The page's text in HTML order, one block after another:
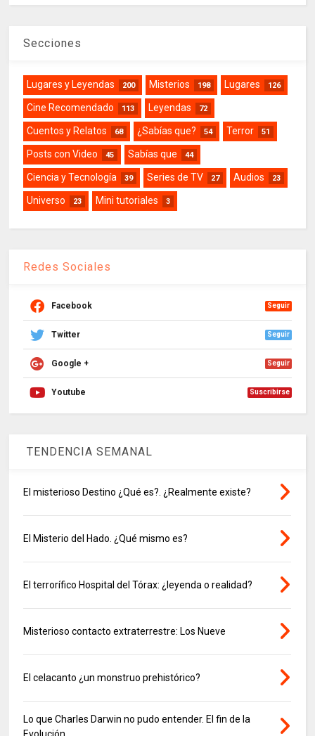
Secciones
Lugares y Leyendas 200 Misterios 198 Lugares 126
Cine Recomendado 113 Leyendas 72
Cuentos y Relatos 68 ¿Sabías que? 54 Terror 51
Posts con Video 45 Sabías que 44
Ciencia y Tecnología 39 Series de TV 27 Audios 23
Universo 23 Mini tutoriales 3
Redes Sociales
Facebook Seguir
Twitter Seguir
Google + Seguir
Youtube Suscribirse
TENDENCIA SEMANAL
El misterioso Destino ¿Qué es?. ¿Realmente existe?
El Misterio del Hado. ¿Qué mismo es?
El terrorífico Hospital del Tórax: ¿leyenda o realidad?
Misterioso contacto extraterrestre: Los Nueve
El celacanto ¿un monstruo prehistórico?
Lo que Charles Darwin no pudo entender. El fin de la